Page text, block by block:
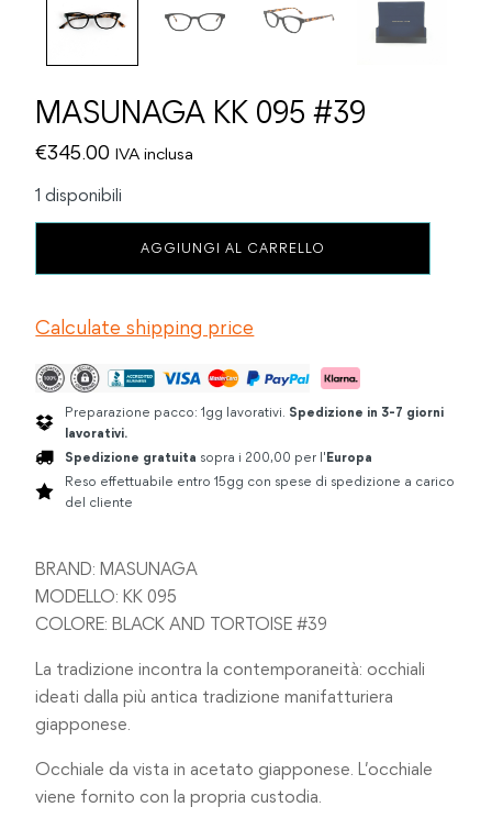
MASUNAGA KK 095 #39
€345.00 IVA inclusa
1 disponibili
quantità
AGGIUNGI AL CARRELLO
Calculate shipping price
Preparazione pacco: 1gg lavorativi. Spedizione in 3-7 giorni
lavorativi.
Spedizione gratuita sopra i 200,00 per l'Europa
Reso effettuabile entro 15gg con spese di spedizione a carico
del cliente
BRAND: MASUNAGA
MODELLO: KK 095
COLORE: BLACK AND TORTOISE #39
La tradizione incontra la contemporaneità: occhiali
ideati dalla più antica tradizione manifatturiera
giapponese.
Occhiale da vista in acetato giapponese. L’occhiale
viene fornito con la propria custodia.